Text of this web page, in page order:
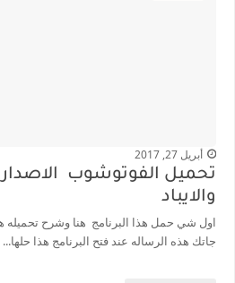
أبريل 27, 2017
تحميل الفوتوشوب الاصدار
والايباد
اول شي حمل هذا البرنامج هنا وشرح تحميله
جاتك هذه الرساله عند فتح البرنامج هذا حلها...